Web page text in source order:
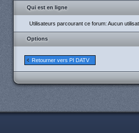
Qui est en ligne
Utilisateurs parcourant ce forum: Aucun
Options
Retourner vers PI DATV